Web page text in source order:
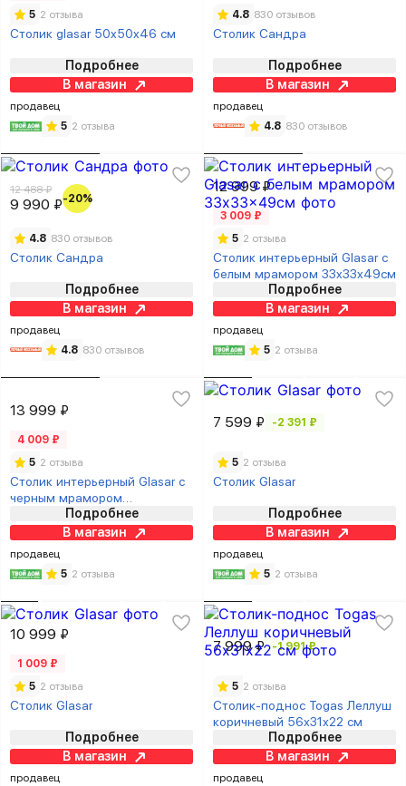
5 2 отзыва
Столик glasar 50x50x46 см
Подробнее
В магазин
продавец
5 2 отзыва
4.8 830 отзывов
Столик Сандра
Подробнее
В магазин
продавец
4.8 830 отзывов
12 488 ₽
9 990 ₽-20%
4.8 830 отзывов
Столик Сандра
Подробнее
В магазин
продавец
4.8 830 отзывов
12 999 ₽
3 009 ₽
5 2 отзыва
Столик интерьерный Glasar с
белым мрамором 33x33x49см
Подробнее
В магазин
продавец
5 2 отзыва
13 999 ₽
4 009 ₽
5 2 отзыва
Столик интерьерный Glasar с
черным мрамором
33x33x49смПодробнее
В магазин
продавец
5 2 отзыва
7 599 ₽ -2 391 ₽
5 2 отзыва
Столик Glasar
Подробнее
В магазин
продавец
5 2 отзыва
10 999 ₽
1 009 ₽
5 2 отзыва
Столик Glasar
Подробнее
В магазин
продавец
7 999 ₽ -1 991 ₽
5 2 отзыва
Столик-поднос Togas Леллуш
коричневый 56х31х22 см
Подробнее
В магазин
продавец